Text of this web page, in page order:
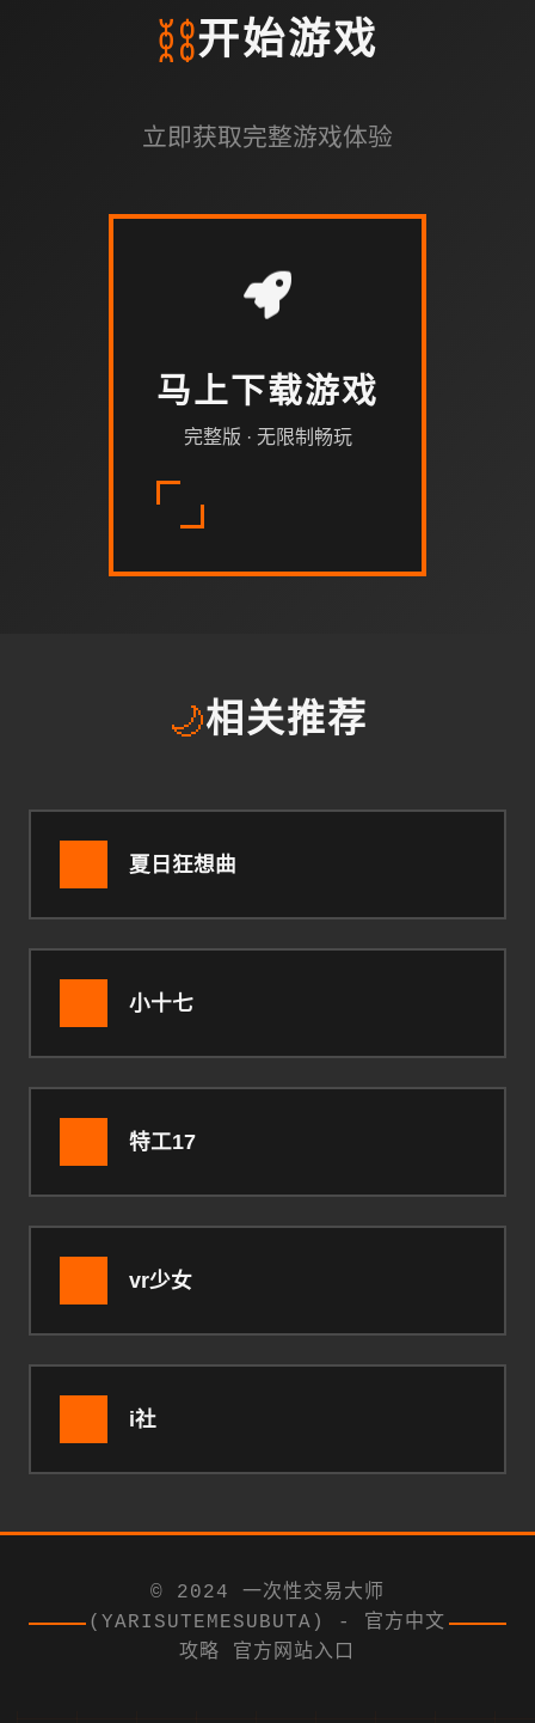
⛓️开始游戏
立即获取完整游戏体验
马上下载游戏
完整版 · 无限制畅玩
🌙相关推荐
夏日狂想曲
小十七
特工17
vr少女
i社
© 2024 一次性交易大师
(YARISUTEMESUBUTA) - 官方中文
攻略 官方网站入口